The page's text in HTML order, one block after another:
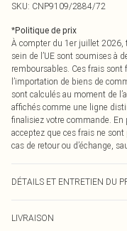
SKU: CNP9109/2884/72
*Politique de prix
À compter du 1er juillet 2026,
sein de l’UE sont soumises à
remboursables. Ces frais sont
l’importation de biens de
sont calculés au moment de
affichés comme une ligne
finalisiez votre commande.
acceptez que ces frais ne
cas de retour ou d’échange,
DÉTAILS ET ENTRETIEN DU
LIVRAISON